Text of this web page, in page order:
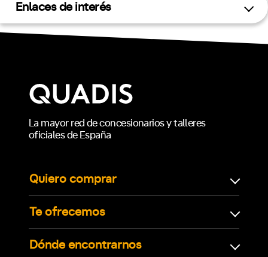
Enlaces de interés
La mayor red de concesionarios y talleres
oficiales de España
Quiero comprar
Te ofrecemos
Dónde encontrarnos